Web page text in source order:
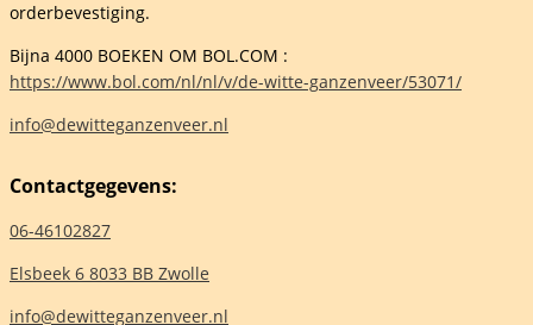
orderbevestiging.
Bijna 4000 BOEKEN OM BOL.COM :
https://www.bol.com/nl/nl/v/de-witte-ganzenveer/53071/
info@dewitteganzenveer.nl
Contactgegevens:
06-46102827
Elsbeek 6 8033 BB Zwolle
info@dewitteganzenveer.nl